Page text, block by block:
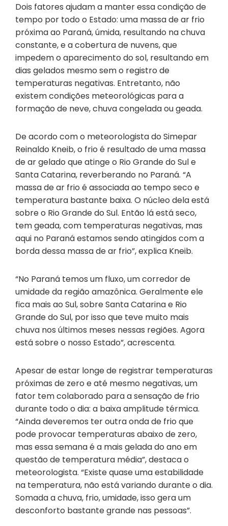
Dois fatores ajudam a manter essa condição de
tempo por todo o Estado: uma massa de ar frio
próxima ao Paraná, úmida, resultando na chuva
constante, e a cobertura de nuvens, que
impedem o aparecimento do sol, resultando em
dias gelados mesmo sem o registro de
temperaturas negativas. Entretanto, não
existem condições meteorológicas para a
formação de neve, chuva congelada ou geada.
De acordo com o meteorologista do Simepar
Reinaldo Kneib, o frio é resultado de uma massa
de ar gelado que atinge o Rio Grande do Sul e
Santa Catarina, reverberando no Paraná. “A
massa de ar frio é associada ao tempo seco e
temperatura bastante baixa. O núcleo dela está
sobre o Rio Grande do Sul. Então lá está seco,
tem geada, com temperaturas negativas, mas
aqui no Paraná estamos sendo atingidos com a
borda dessa massa de ar frio”, explica Kneib.
“No Paraná temos um fluxo, um corredor de
umidade da região amazônica. Geralmente ele
fica mais ao Sul, sobre Santa Catarina e Rio
Grande do Sul, por isso que teve muito mais
chuva nos últimos meses nessas regiões. Agora
está sobre o nosso Estado”, acrescenta.
Apesar de estar longe de registrar temperaturas
próximas de zero e até mesmo negativas, um
fator tem colaborado para a sensação de frio
durante todo o dia: a baixa amplitude térmica.
“Ainda deveremos ter outra onda de frio que
pode provocar temperaturas abaixo de zero,
mas essa semana é a mais gelada do ano em
questão de temperatura média”, destaca o
meteorologista. “Existe quase uma estabilidade
na temperatura, não está variando durante o dia.
Somada a chuva, frio, umidade, isso gera um
desconforto bastante grande nas pessoas”.